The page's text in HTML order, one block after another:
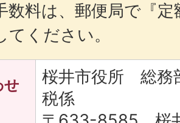
数料は、郵便局で『
てください。
せ
桜井市役所 総
税係